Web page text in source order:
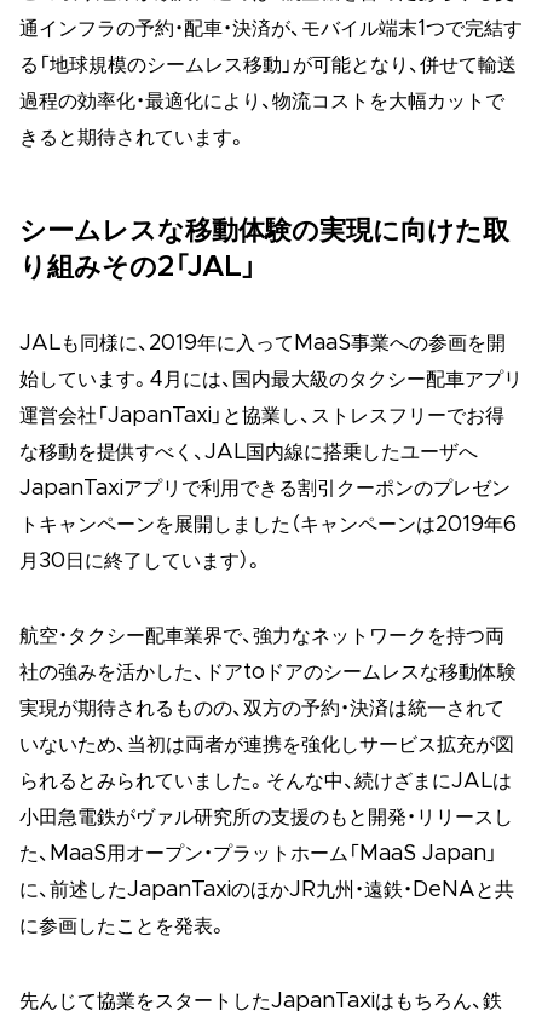
通インフラの予約・配車・決済が、モバイル端末1つで完結す
る「地球規模のシームレス移動」が可能となり、併せて輸送
過程の効率化・最適化により、物流コストを大幅カットで
きると期待されています。
シームレスな移動体験の実現に向けた取
り組みその2「JAL」
JALも同様に、2019年に入ってMaaS事業への参画を開
始しています。4月には、国内最大級のタクシー配車アプリ
運営会社「JapanTaxi」と協業し、ストレスフリーでお得
な移動を提供すべく、JAL国内線に搭乗したユーザへ
JapanTaxiアプリで利用できる割引クーポンのプレゼン
トキャンペーンを展開しました（キャンペーンは2019年6
月30日に終了しています）。
航空・タクシー配車業界で、強力なネットワークを持つ両
社の強みを活かした、ドアtoドアのシームレスな移動体験
実現が期待されるものの、双方の予約・決済は統一されて
いないため、当初は両者が連携を強化しサービス拡充が図
られるとみられていました。そんな中、続けざまにJALは
小田急電鉄がヴァル研究所の支援のもと開発・リリースし
た、MaaS用オープン・プラットホーム「MaaS Japan」
に、前述したJapanTaxiのほかJR九州・遠鉄・DeNAと共
に参画したことを発表。
先んじて協業をスタートしたJapanTaxiはもちろん、鉄